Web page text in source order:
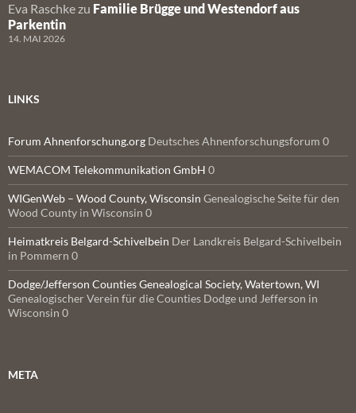
Eva Raschke zu Familie Brügge und Westendorf aus
Parkentin
14. MAI 2026
LINKS
Forum Ahnenforschung.org Deutsches Ahnenforschungsforum 0
WEMACOM Telekommunikation GmbH 0
WIGenWeb – Wood County, Wisconsin Genealogische Seite für den
Wood County in Wisconsin 0
Heimatkreis Belgard-Schivelbein Der Landkreis Belgard-Schivelbein
in Pommern 0
Dodge/Jefferson Counties Genealogical Society, Watertown, WI
Genealogischer Verein für die Counties Dodge und Jefferson in
Wisconsin 0
META